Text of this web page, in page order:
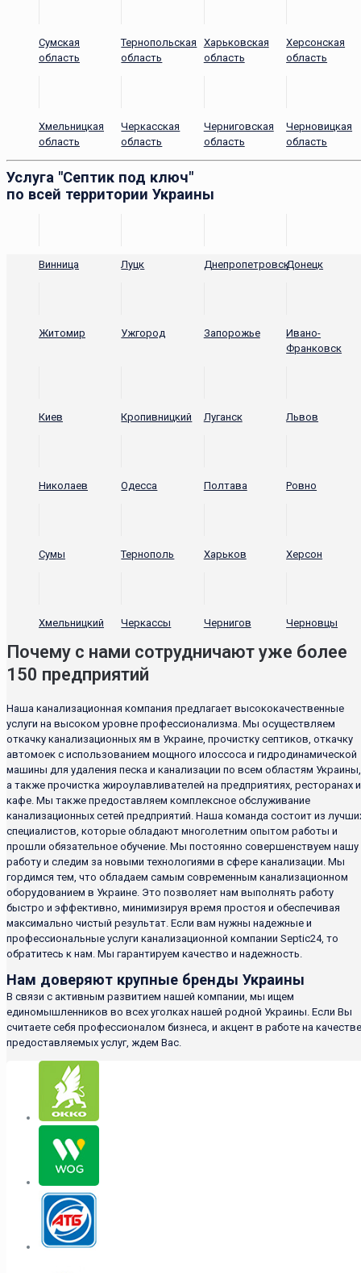
Сумская
область
Тернопольская
область
Харьковская
область
Херсонская
область
Хмельницкая
область
Черкасская
область
Черниговская
область
Черновицкая
область
Услуга "Септик под ключ"
по всей территории Украины
Винница Луцк ДнепропетровскДонецк
Житомир Ужгород Запорожье
Ивано-
Франковск
Киев Кропивницкий Луганск Львов
Николаев Одесса Полтава Ровно
Сумы Тернополь Харьков Херсон
Хмельницкий Черкассы Чернигов Черновцы
Почему с нами сотрудничают уже более
150 предприятий
Наша канализационная компания предлагает высококачественные
услуги на высоком уровне профессионализма. Мы осуществляем
откачку канализационных ям в Украине, прочистку септиков, откачку
автомоек с использованием мощного илоссоса и гидродинамической
машины для удаления песка и канализации по всем областям Украины,
а также прочистка жироулавливателей на предприятиях, ресторанах и
кафе. Мы также предоставляем комплексное обслуживание
канализационных сетей предприятий. Наша команда состоит из
специалистов, которые обладают многолетним опытом работы и
прошли обязательное обучение. Мы постоянно совершенствуем нашу
работу и следим за новыми технологиями в сфере канализации. Мы
гордимся тем, что обладаем самым современным канализационном
оборудованием в Украине. Это позволяет нам выполнять работу
быстро и эффективно, минимизируя время простоя и обеспечивая
максимально чистый результат. Если вам нужны надежные и
профессиональные услуги канализационной компании Septic24, то
обратитесь к нам. Мы гарантируем качество и надежность.
Нам доверяют крупные бренды Украины
В связи с активным развитием нашей компании, мы ищем
единомышленников во всех уголках нашей родной Украины. Если Вы
считаете себя профессионалом бизнеса, и акцент в работе на качестве
предоставляемых услуг, ждем Вас.